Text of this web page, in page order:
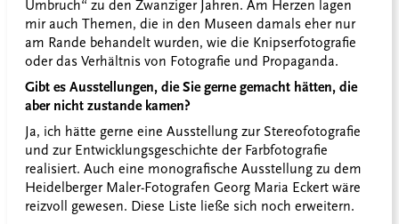
Umbruch“ zu den Zwanziger Jahren. Am Herzen lagen
mir auch Themen, die in den Museen damals eher nur
am Rande behandelt wurden, wie die Knipserfotografie
oder das Verhältnis von Fotografie und Propaganda.
Gibt es Ausstellungen, die Sie gerne gemacht hätten, die
aber nicht zustande kamen?
Ja, ich hätte gerne eine Ausstellung zur Stereofotografie
und zur Entwicklungsgeschichte der Farbfotografie
realisiert. Auch eine monografische Ausstellung zu dem
Heidelberger Maler-Fotografen Georg Maria Eckert wäre
reizvoll gewesen. Diese Liste ließe sich noch erweitern.